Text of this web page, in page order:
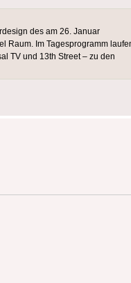
des am 26. Januar
Raum. Im Tagesprogramm
TV und 13th Street – zu den